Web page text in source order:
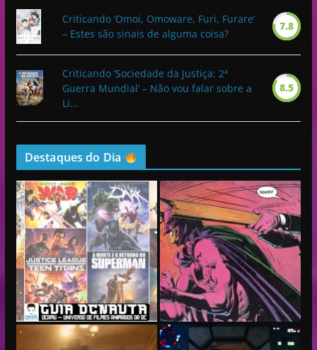
Criticando ‘Omoi, Omoware, Furi, Furare’
– Estes são sinais de alguma coisa?
7.8
Criticando ‘Sociedade da Justiça: 2ª
Guerra Mundial’ – Não vou falar sobre a
Li...
8.5
Destaques do Dia